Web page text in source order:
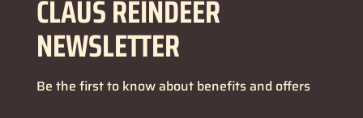
CLAUS REINDEER
NEWSLETTER
Be the first to know about benefits and offers